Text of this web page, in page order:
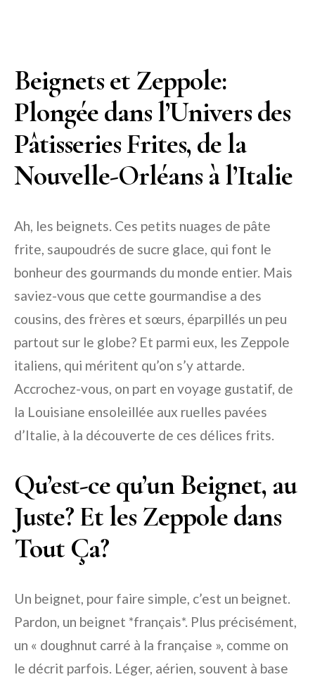
Beignets et Zeppole:
Plongée dans l’Univers des
Pâtisseries Frites, de la
Nouvelle-Orléans à l’Italie
Ah, les beignets. Ces petits nuages de pâte
frite, saupoudrés de sucre glace, qui font le
bonheur des gourmands du monde entier. Mais
saviez-vous que cette gourmandise a des
cousins, des frères et sœurs, éparpillés un peu
partout sur le globe? Et parmi eux, les Zeppole
italiens, qui méritent qu’on s’y attarde.
Accrochez-vous, on part en voyage gustatif, de
la Louisiane ensoleillée aux ruelles pavées
d’Italie, à la découverte de ces délices frits.
Qu’est-ce qu’un Beignet, au
Juste? Et les Zeppole dans
Tout Ça?
Un beignet, pour faire simple, c’est un beignet.
Pardon, un beignet *français*. Plus précisément,
un « doughnut carré à la française », comme on
le décrit parfois. Léger, aérien, souvent à base